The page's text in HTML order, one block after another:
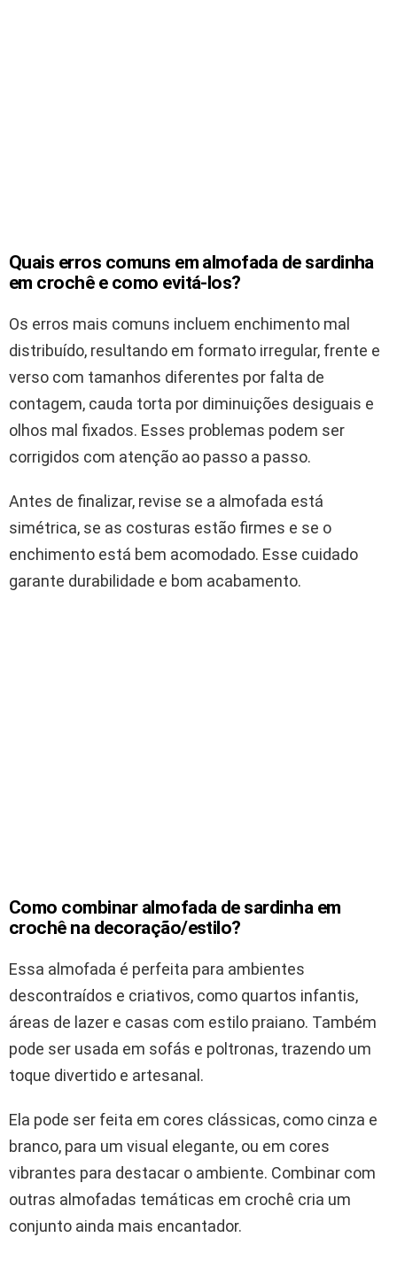
Quais erros comuns em almofada de sardinha
em crochê e como evitá-los?
Os erros mais comuns incluem enchimento mal
distribuído, resultando em formato irregular, frente e
verso com tamanhos diferentes por falta de
contagem, cauda torta por diminuições desiguais e
olhos mal fixados. Esses problemas podem ser
corrigidos com atenção ao passo a passo.
Antes de finalizar, revise se a almofada está
simétrica, se as costuras estão firmes e se o
enchimento está bem acomodado. Esse cuidado
garante durabilidade e bom acabamento.
Como combinar almofada de sardinha em
crochê na decoração/estilo?
Essa almofada é perfeita para ambientes
descontraídos e criativos, como quartos infantis,
áreas de lazer e casas com estilo praiano. Também
pode ser usada em sofás e poltronas, trazendo um
toque divertido e artesanal.
Ela pode ser feita em cores clássicas, como cinza e
branco, para um visual elegante, ou em cores
vibrantes para destacar o ambiente. Combinar com
outras almofadas temáticas em crochê cria um
conjunto ainda mais encantador.